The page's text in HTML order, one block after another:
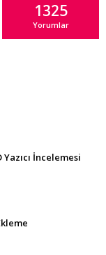
1325
Yorumlar
İncelemesi